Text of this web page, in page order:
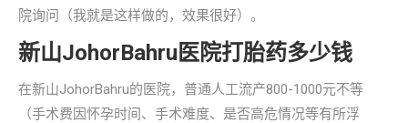
院询问（我就是这样做的，效果很好）。
新山JohorBahru医院打胎药多少钱
在新山JohorBahru的医院，普通人工流产800-1000元不等
（手术费因怀孕时间、手术难度、是否高危情况等有所浮